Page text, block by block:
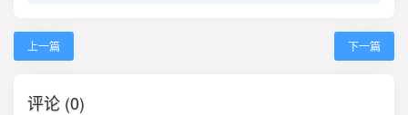
上一篇 下一篇
评论 (0)